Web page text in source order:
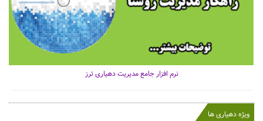
نرم افزار جامع مدیریت دهیاری ترز
ویژه دهیاری ها